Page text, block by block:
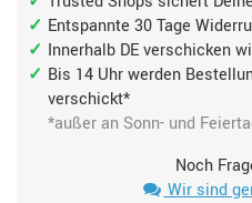
Entspannte 30 Tage
Innerhalb DE verschicken
Bis 14 Uhr werden
verschickt*
*außer an Sonn- und
Noch
Wir sind